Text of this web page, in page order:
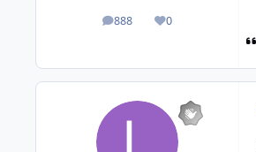
888
posts 0
Reputation